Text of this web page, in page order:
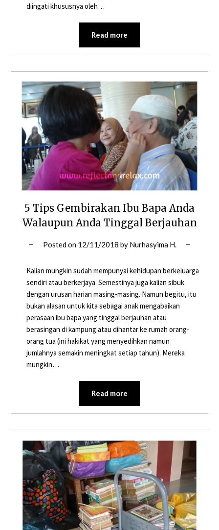
diingati khususnya oleh…
Read more
5 Tips Gembirakan Ibu Bapa Anda
Walaupun Anda Tinggal Berjauhan
Posted on 12/11/2018 by Nurhasyima H.
Kalian mungkin sudah mempunyai kehidupan berkeluarga
sendiri atau berkerjaya. Semestinya juga kalian sibuk
dengan urusan harian masing-masing. Namun begitu, itu
bukan alasan untuk kita sebagai anak mengabaikan
perasaan ibu bapa yang tinggal berjauhan atau
berasingan di kampung atau dihantar ke rumah orang-
orang tua (ini hakikat yang menyedihkan namun
jumlahnya semakin meningkat setiap tahun). Mereka
mungkin…
Read more